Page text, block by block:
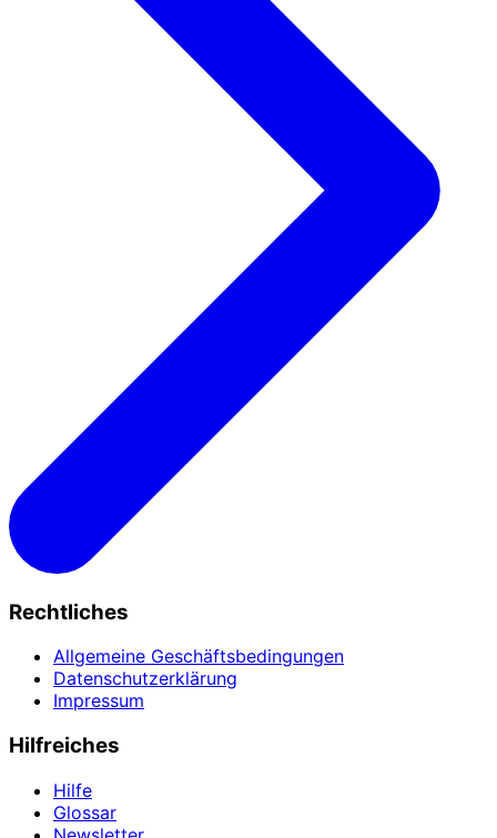
Rechtliches
Allgemeine Geschäftsbedingungen
Datenschutzerklärung
Impressum
Hilfreiches
Hilfe
Glossar